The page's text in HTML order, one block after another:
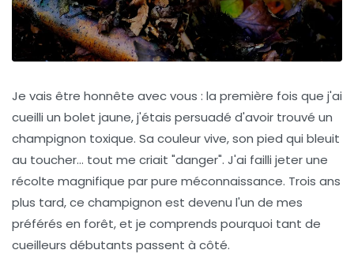
Je vais être honnête avec vous : la première fois que j'ai
cueilli un bolet jaune, j'étais persuadé d'avoir trouvé un
champignon toxique. Sa couleur vive, son pied qui bleuit
au toucher… tout me criait "danger". J'ai failli jeter une
récolte magnifique par pure méconnaissance. Trois ans
plus tard, ce champignon est devenu l'un de mes
préférés en forêt, et je comprends pourquoi tant de
cueilleurs débutants passent à côté.